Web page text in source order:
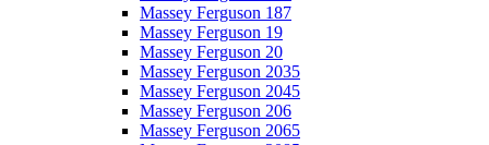
Massey Ferguson 187
Massey Ferguson 19
Massey Ferguson 20
Massey Ferguson 2035
Massey Ferguson 2045
Massey Ferguson 206
Massey Ferguson 2065